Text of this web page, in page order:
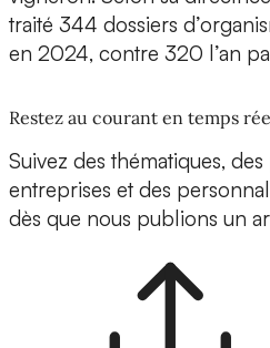
traité 344 dossiers
en 2024, contre 320 l’an
Restez au courant en temps
Suivez des thématiques,
entreprises et des
dès que nous publions un